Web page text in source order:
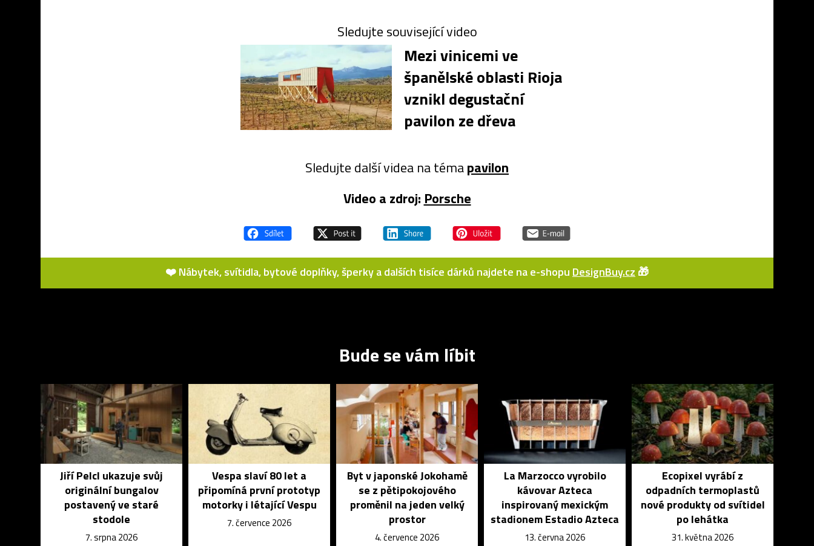
Sledujte související video
Mezi vinicemi ve
španělské oblasti Rioja
vznikl degustační
pavilon ze dřeva
Sledujte další videa na témapavilon
Video a zdroj: Porsche
❤️ Nábytek, svítidla, bytové doplňky, šperky a dalších tisíce dárků najdete na e-shopu DesignBuy.cz 🎁
Bude se vám líbit
Jiří Pelcl ukazuje svůj
originální bungalov
postavený ve staré
stodole
7. srpna 2026
Vespa slaví 80 let a
připomíná první prototyp
motorky i létající Vespu
7. července 2026
Byt v japonské Jokohamě
se z pětipokojového
proměnil na jeden velký
prostor
4. července 2026
La Marzocco vyrobilo
kávovar Azteca
inspirovaný mexickým
stadionem Estadio Azteca
13. června 2026
Ecopixel vyrábí z
odpadních termoplastů
nové produkty od svítidel
po lehátka
31. května 2026